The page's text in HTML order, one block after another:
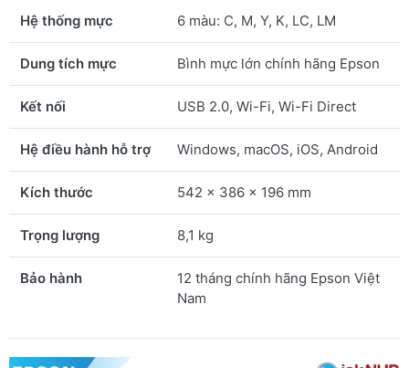
Hệ thống mực 6 màu: C, M, Y, K, LC, LM
Dung tích mực Bình mực lớn chính hãng Epson
Kết nối USB 2.0, Wi-Fi, Wi-Fi Direct
Hệ điều hành hỗ trợ Windows, macOS, iOS, Android
Kích thước 542 x 386 x 196 mm
Trọng lượng 8,1 kg
Bảo hành
12 tháng chính hãng Epson Việt
Nam